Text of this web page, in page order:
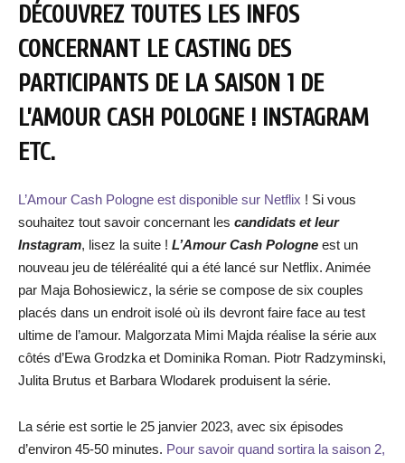
DÉCOUVREZ TOUTES LES INFOS
CONCERNANT LE CASTING DES
PARTICIPANTS DE LA SAISON 1 DE
L’AMOUR CASH POLOGNE ! INSTAGRAM
ETC.
L’Amour Cash Pologne est disponible sur Netflix ! Si vous
souhaitez tout savoir concernant les candidats et leur
Instagram, lisez la suite ! L’Amour Cash Pologne est un
nouveau jeu de téléréalité qui a été lancé sur Netflix. Animée
par Maja Bohosiewicz, la série se compose de six couples
placés dans un endroit isolé où ils devront faire face au test
ultime de l’amour. Malgorzata Mimi Majda réalise la série aux
côtés d’Ewa Grodzka et Dominika Roman. Piotr Radzyminski,
Julita Brutus et Barbara Wlodarek produisent la série.
La série est sortie le 25 janvier 2023, avec six épisodes
d’environ 45-50 minutes. Pour savoir quand sortira la saison 2,